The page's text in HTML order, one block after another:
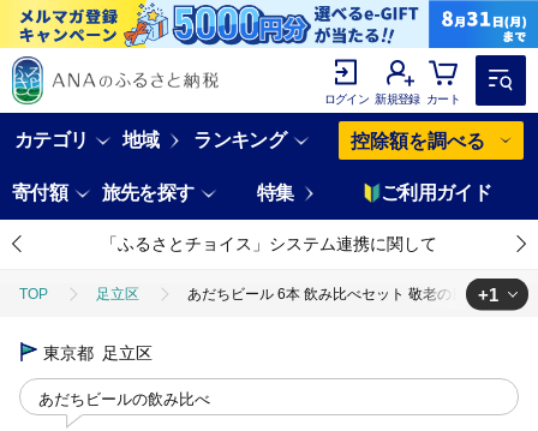
ログイン 新規登録 カート
カテゴリ 地域 ランキング 控除額を調べる
寄付額 旅先を探す 特集 ご利用ガイド
「ふるさとチョイス」システム連携に関して
TOP 足立区
あだちビール 6本 飲み比べセット 敬老の日 [0709]
+1
あだちビールの飲み比べ
東京都 足立区